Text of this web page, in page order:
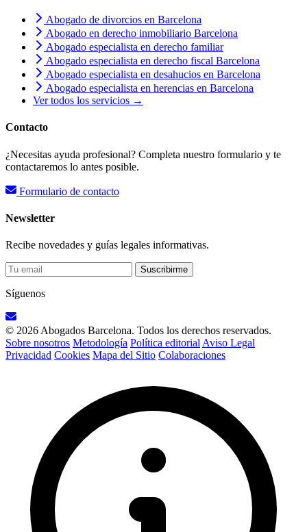
Abogado de divorcios en Barcelona
Abogado en derecho inmobiliario Barcelona
Abogado especialista en derecho familiar
Abogado especialista en derecho fiscal Barcelona
Abogado especialista en desahucios en Barcelona
Abogado especialista en herencias en Barcelona
Ver todos los servicios →
Contacto
¿Necesitas ayuda profesional? Completa nuestro formulario y te
contactaremos lo antes posible.
Formulario de contacto
Newsletter
Recibe novedades y guías legales informativas.
Suscribirme
Síguenos
© 2026 Abogados Barcelona. Todos los derechos reservados.
Sobre nosotros Metodología Política editorial Aviso Legal
Privacidad Cookies Mapa del Sitio Colaboraciones